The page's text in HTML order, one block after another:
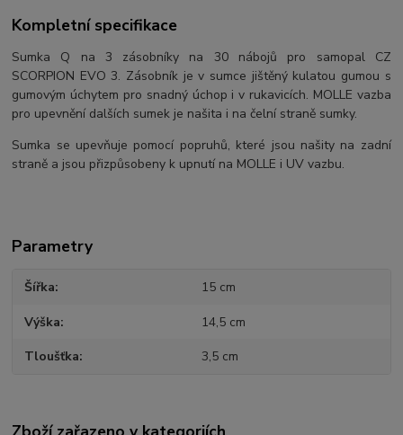
Kompletní specifikace
Sumka Q na 3 zásobníky na 30 nábojů pro samopal CZ
SCORPION EVO 3. Zásobník je v sumce jištěný kulatou gumou s
gumovým úchytem pro snadný úchop i v rukavicích. MOLLE vazba
pro upevnění dalších sumek je našita i na čelní straně sumky.
Sumka se upevňuje pomocí popruhů, které jsou našity na zadní
straně a jsou přizpůsobeny k upnutí na MOLLE i UV vazbu.
Parametry
Šířka 15 cm
Výška 14,5 cm
Tloušťka 3,5 cm